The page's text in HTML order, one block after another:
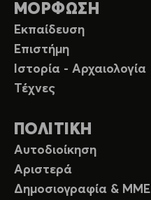
ΜΟΡΦΩΣΗ
Εκπαίδευση
Επιστήμη
Ιστορία - Αρχαιολογία
Τέχνες
ΠΟΛΙΤΙΚΗ
Αυτοδιοίκηση
Αριστερά
Δημοσιογραφία & ΜΜΕ